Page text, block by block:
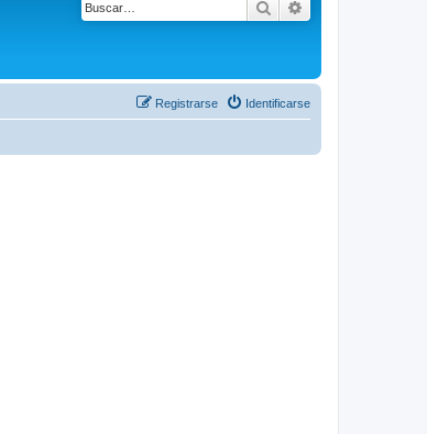
Buscar
Identificarse
Registrarse